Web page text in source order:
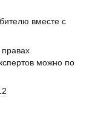
вместе с
можно по